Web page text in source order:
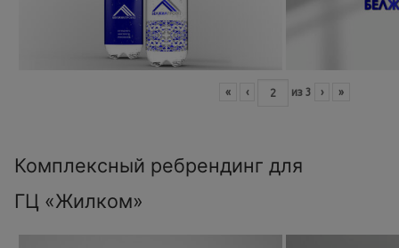
« ‹ из 3 › »
Комплексный ребрендинг для
ГЦ «Жилком»